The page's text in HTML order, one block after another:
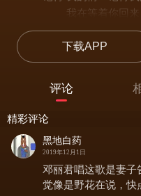
我在等着你回
送你送到 小
虽然已经是百
记得 我的情 记得
路边
记得 我的情 记得
下载APP
评论
精彩评论
黑地白药
2019年12月1日
邓丽君唱这歌是妻子
觉像是野花在说，快